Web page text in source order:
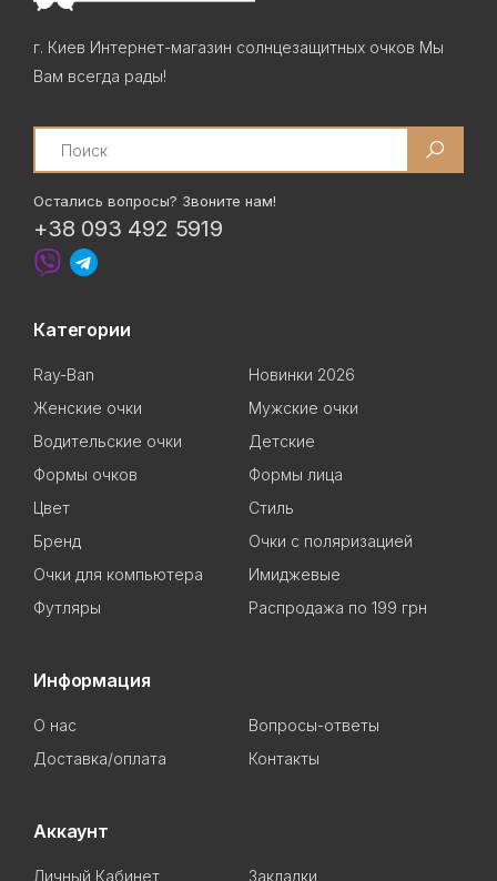
г. Киев Интернет-магазин солнцезащитных очков Мы
Вам всегда рады!
Search
Остались вопросы? Звоните нам!
+38 093 492 5919
Категории
Ray-Ban
Новинки 2026
Женские очки
Мужские очки
Водительские очки
Детские
Формы очков
Формы лица
Цвет
Стиль
Бренд
Очки с поляризацией
Очки для компьютера
Имиджевые
Футляры
Распродажа по 199 грн
Информация
О нас
Вопросы-ответы
Доставка/оплата
Контакты
Аккаунт
Личный Кабинет Закладки